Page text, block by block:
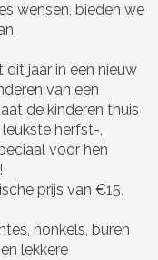
wensen, bieden we
jaar in een nieuw
van een
de kinderen thuis
herfst-,
voor hen
prijs van €15,
nonkels, buren
lekkere